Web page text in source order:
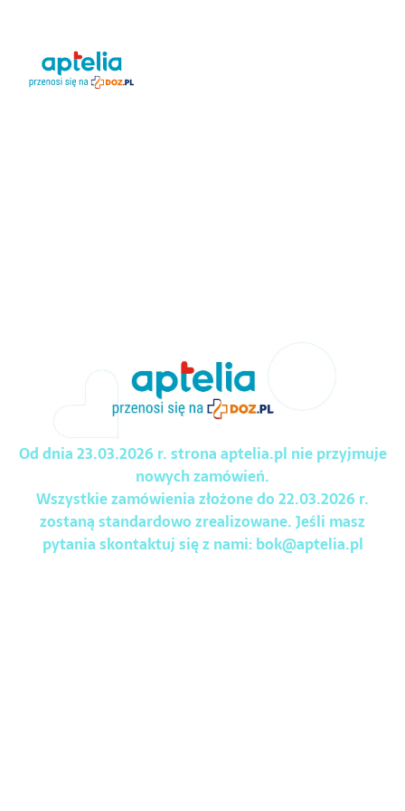
Od dnia 23.03.2026 r. strona aptelia.pl nie przyjmuje
nowych zamówień.
Wszystkie zamówienia złożone do 22.03.2026 r.
zostaną standardowo zrealizowane. Jeśli masz
pytania skontaktuj się z nami:bok@aptelia.pl